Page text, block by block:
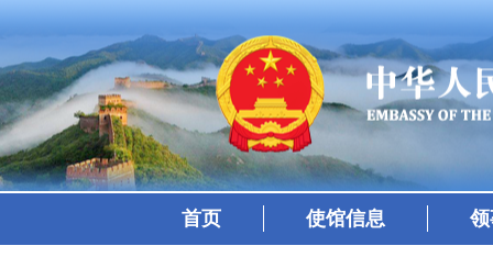
首页 使馆信息